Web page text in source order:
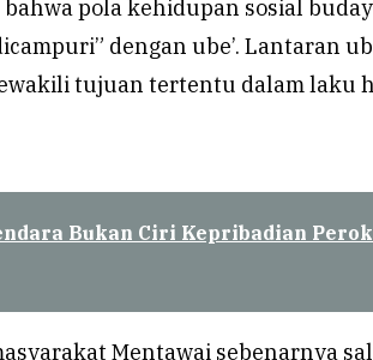
pola kehidupan sosial
dengan ube’. Lantaran
tujuan tertentu dalam laku
Bukan Ciri Kepribadian
Mentawai sebenarnya